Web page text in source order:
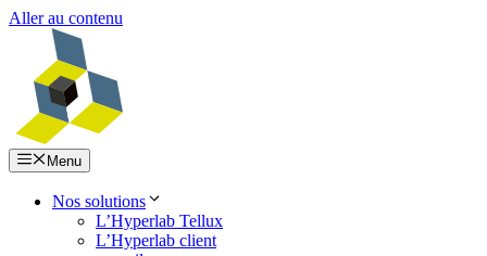
Aller au contenu
Menu
Nos solutions
L’Hyperlab Tellux
L’Hyperlab client